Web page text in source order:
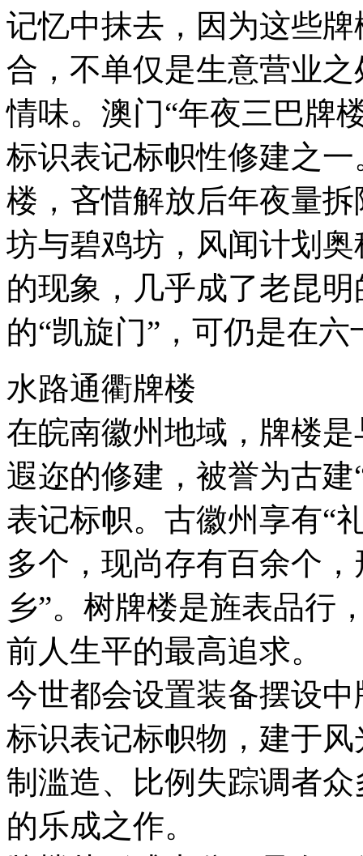
记忆中抹去，因为这些
合，不单仅是生意营业
情味。澳门“年夜三巴牌
标识表记标帜性修建之
楼，吝惜解放后年夜量
坊与碧鸡坊，风闻计划
的现象，几乎成了老昆
的“凯旋门”，可仍是在
水路通衢牌楼
在皖南徽州地域，牌楼
遐迩的修建，被誉为古
表记标帜。古徽州享有“
多个，现尚存有百余个
乡”。树牌楼是旌表品行
前人生平的最高追求。
今世都会设置装备摆设
标识表记标帜物，建于
制滥造、比例失踪调者
的乐成之作。